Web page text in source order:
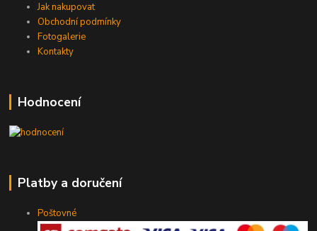
Jak nakupovat
Obchodní podmínky
Fotogalerie
Kontakty
Hodnocení
Platby a doručení
Poštovné